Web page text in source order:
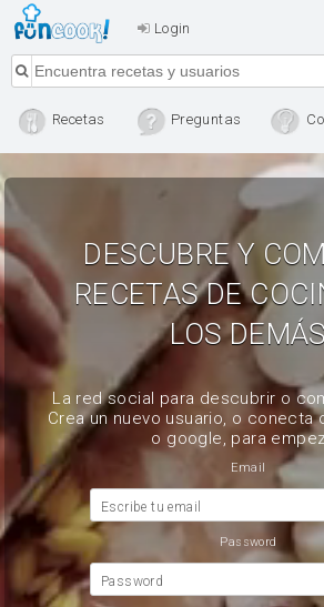
Login
Recetas Preguntas
DESCUBRE Y
RECETAS DE
LOS DEMÁS
La red social para descubrir o
Crea un nuevo usuario, o
o google, para
Email
Escribe tu email
Password
Password